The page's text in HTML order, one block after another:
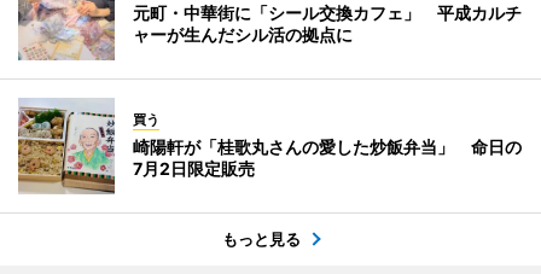
元町・中華街に「シール交換カフェ」 平成カルチ
ャーが生んだシル活の拠点に
買う
崎陽軒が「桂歌丸さんの愛した炒飯弁当」 命日の
7月2日限定販売
もっと見る